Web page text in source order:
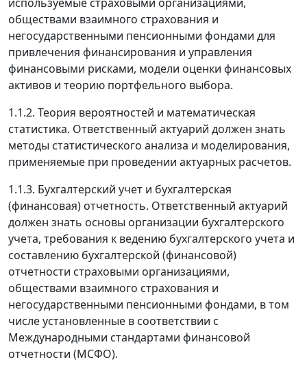
используемые страховыми организациями,
обществами взаимного страхования и
негосударственными пенсионными фондами для
привлечения финансирования и управления
финансовыми рисками, модели оценки финансовых
активов и теорию портфельного выбора.
1.1.2. Теория вероятностей и математическая
статистика. Ответственный актуарий должен знать
методы статистического анализа и моделирования,
применяемые при проведении актуарных расчетов.
1.1.3. Бухгалтерский учет и бухгалтерская
(финансовая) отчетность. Ответственный актуарий
должен знать основы организации бухгалтерского
учета, требования к ведению бухгалтерского учета и
составлению бухгалтерской (финансовой)
отчетности страховыми организациями,
обществами взаимного страхования и
негосударственными пенсионными фондами, в том
числе установленные в соответствии с
Международными стандартами финансовой
отчетности (МСФО).